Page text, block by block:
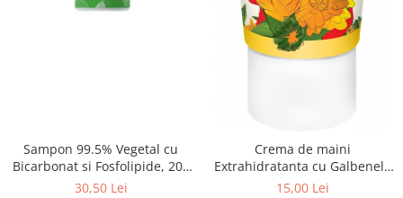
Sampon 99.5% Vegetal cu
Bicarbonat si Fosfolipide, 200
ml
30,50 Lei
Crema de maini
Extrahidratanta cu Galbenele
si Fosfolipide, 50ml
15,00 Lei